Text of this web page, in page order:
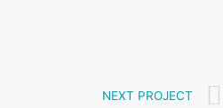
NEXT PROJECT